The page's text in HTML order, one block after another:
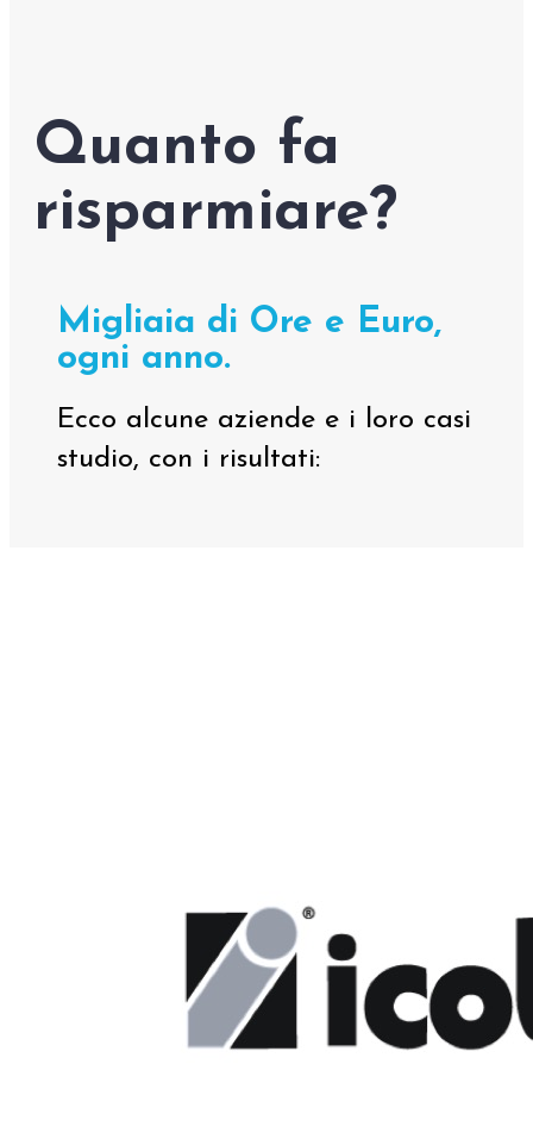
Quanto fa
risparmiare?
Migliaia di Ore e Euro,
ogni anno.
Ecco alcune aziende e i loro casi
studio, con i risultati: